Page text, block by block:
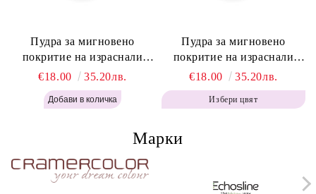
Пудра за мигновено
покритие на израснали
корени Топло Кафяво -
Labor Pro Instant Retouch
Powder - Warm Brown H643
€18.00 35.20лв.
Пудра за мигновено
покритие на израснали
корени Кафяво - Labor Pro
Instant Retouch Powder -
Brown H642
€18.00 35.20лв.
Избери цвят
Марки